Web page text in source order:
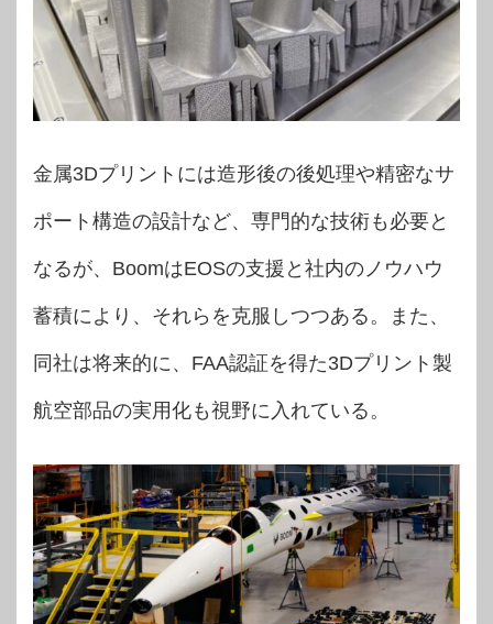
金属3Dプリントには造形後の後処理や精密なサ
ポート構造の設計など、専門的な技術も必要と
なるが、BoomはEOSの支援と社内のノウハウ
蓄積により、それらを克服しつつある。また、
同社は将来的に、FAA認証を得た3Dプリント製
航空部品の実用化も視野に入れている。